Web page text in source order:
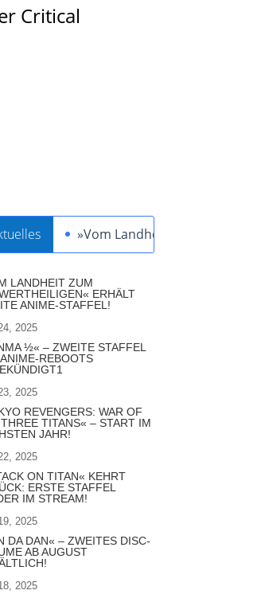
Critical
»Vom Landheit zum
LANDHEIT ZUM
ERHÄLT
ANIME-STAFFEL!
2025
½« – ZWEITE STAFFEL
REBOOTS
2025
REVENGERS: WAR OF
TITANS« – START IM
JAHR!
2025
ON TITAN« KEHRT
ERSTE STAFFEL
IM STREAM!
2025
DA DAN« – ZWEITES DISC-
AB AUGUST
2025